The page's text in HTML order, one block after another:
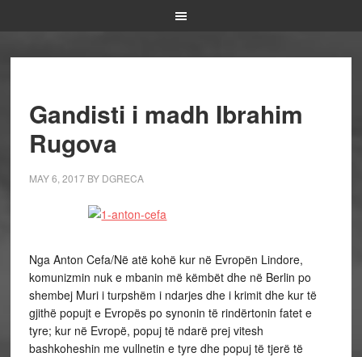
Gandisti i madh Ibrahim
Rugova
MAY 6, 2017BY DGRECA
Nga Anton Cefa/Në atë kohë kur në Evropën Lindore,
komunizmin nuk e mbanin më këmbët dhe në Berlin po
shembej Muri i turpshëm i ndarjes dhe i krimit dhe kur të
gjithë popujt e Evropës po synonin të rindërtonin fatet e
tyre; kur në Evropë, popuj të ndarë prej vitesh
bashkoheshin me vullnetin e tyre dhe popuj të tjerë të